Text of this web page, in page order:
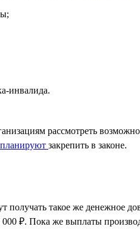
инвалида.
рассмотреть
планируют закрепить в законе.
такое же денежное
₽. Пока же выплаты